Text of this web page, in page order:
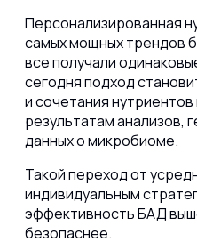
Персонализированная
самых мощных трендов
все получали
сегодня подход
и сочетания
результатам анализов,
данных о микробиоме.
Такой переход от
индивидуальным
эффективность БАД
безопаснее.